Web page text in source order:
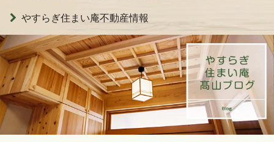
やすらぎ住まい庵不動産情報